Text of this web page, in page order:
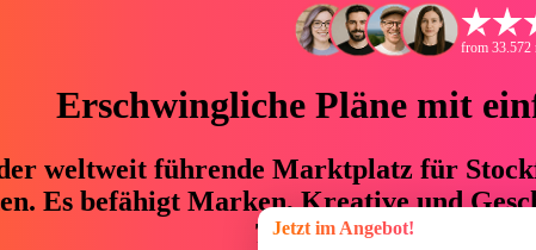
from 33.572
Erschwingliche Pläne mit
weltweit führende Marktplatz für
Es befähigt Marken, Kreative und
76 % an Zeit und
Jetzt im Angebot!